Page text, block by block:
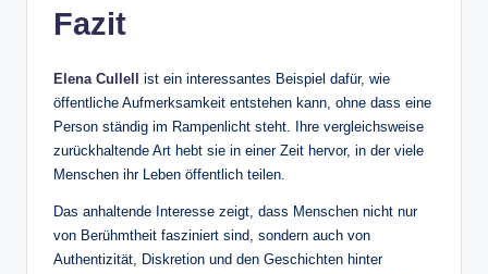
Fazit
Elena Cullell
ist ein interessantes Beispiel dafür, wie
öffentliche Aufmerksamkeit entstehen kann, ohne dass eine
Person ständig im Rampenlicht steht. Ihre vergleichsweise
zurückhaltende Art hebt sie in einer Zeit hervor, in der viele
Menschen ihr Leben öffentlich teilen.
Das anhaltende Interesse zeigt, dass Menschen nicht nur
von Berühmtheit fasziniert sind, sondern auch von
Authentizität, Diskretion und den Geschichten hinter